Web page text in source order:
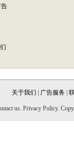
告
关于我们 广告服务
us. Privacy Policy.